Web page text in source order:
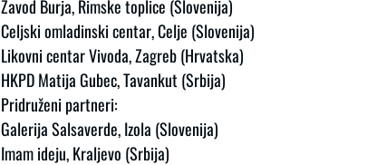
Zavod Burja, Rimske toplice (Slovenija)
Celjski omladinski centar, Celje (Slovenija)
Likovni centar Vivoda, Zagreb (Hrvatska)
HKPD Matija Gubec, Tavankut (Srbija)
Pridruženi partneri:
Galerija Salsaverde, Izola (Slovenija)
Imam ideju, Kraljevo (Srbija)